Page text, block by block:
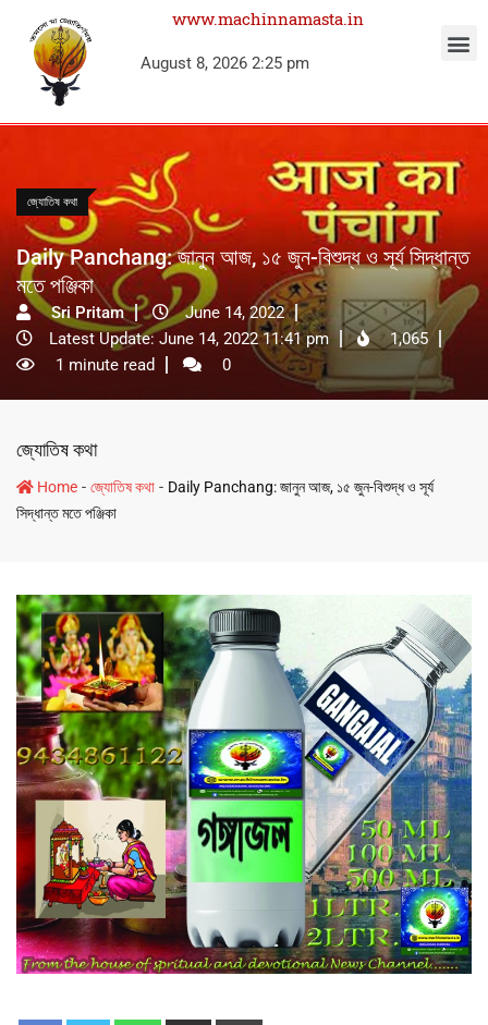
www.machinnamasta.in
August 8, 2026 2:25 pm
জ্যোতিষ কথা
Daily Panchang: জানুন আজ, ১৫ জুন-বিশুদ্ধ ও সূর্য সিদ্ধান্ত
মতে পঞ্জিকা
Sri Pritam
June 14, 2022
Latest Update: June 14, 2022 11:41 pm
1,065
1 minute read
0
জ্যোতিষ কথা
Home - জ্যোতিষ কথা - Daily Panchang: জানুন আজ, ১৫ জুন-বিশুদ্ধ ও সূর্য
সিদ্ধান্ত মতে পঞ্জিকা